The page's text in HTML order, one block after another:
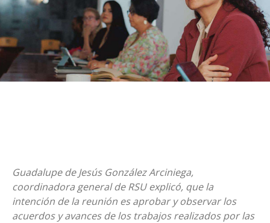
Guadalupe de Jesús González Arciniega,
coordinadora general de RSU explicó, que la
intención de la reunión es aprobar y observar los
acuerdos y avances de los trabajos realizados por las